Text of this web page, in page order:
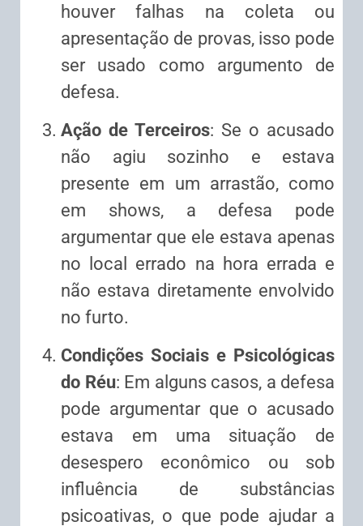
houver falhas na coleta ou
apresentação de provas, isso pode
ser usado como argumento de
defesa.
Ação de Terceiros: Se o acusado
não agiu sozinho e estava
presente em um arrastão, como
em shows, a defesa pode
argumentar que ele estava apenas
no local errado na hora errada e
não estava diretamente envolvido
no furto.
Condições Sociais e Psicológicas
do Réu: Em alguns casos, a defesa
pode argumentar que o acusado
estava em uma situação de
desespero econômico ou sob
influência de substâncias
psicoativas, o que pode ajudar a